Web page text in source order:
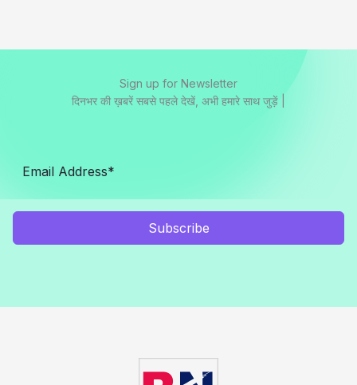
Sign up for Newsletter
दिनभर की ख़बरें सबसे पहले देखें, अभी हमारे साथ जुड़ें |
Subscribe